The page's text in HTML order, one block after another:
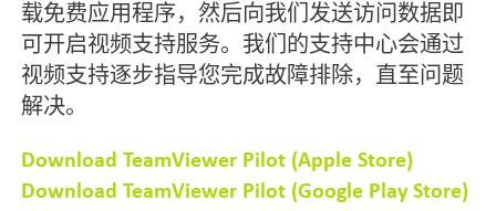
载免费应用程序，然后向我们发送访问数据即
可开启视频支持服务。我们的支持中心会通过
视频支持逐步指导您完成故障排除，直至问题
解决。
Download TeamViewer Pilot (Apple Store)
Download TeamViewer Pilot (Google Play Store)